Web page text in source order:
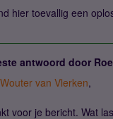
hier toevallig een
antwoord door
van Vlerken,
voor je bericht. Wat